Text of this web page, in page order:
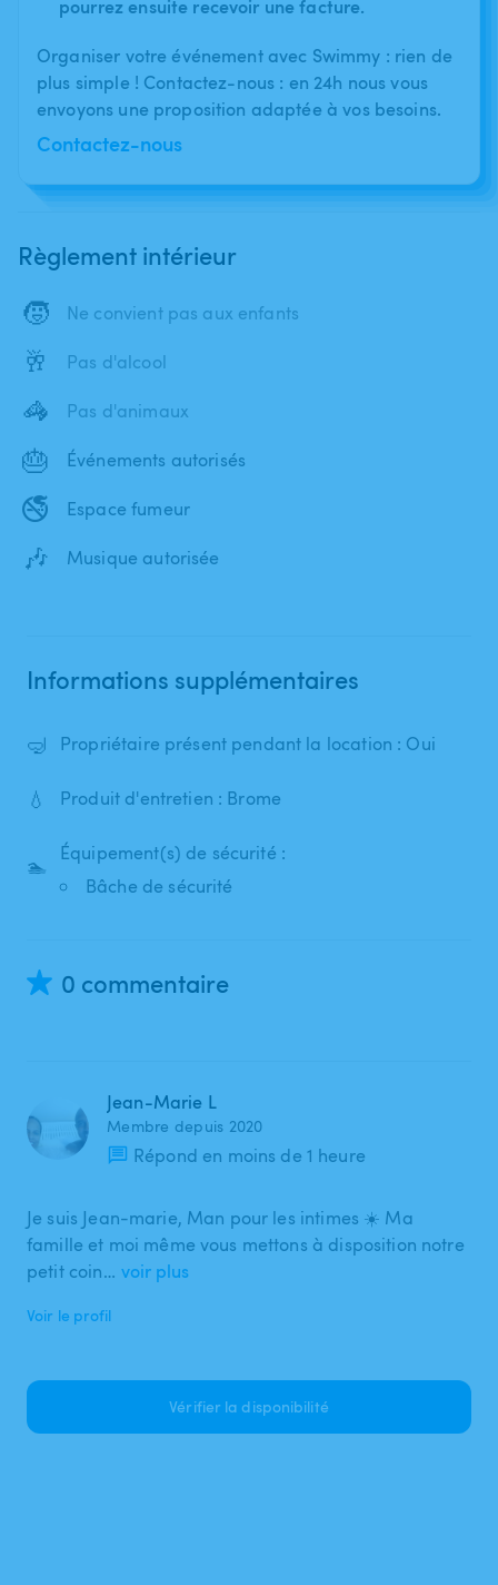
pourrez ensuite recevoir une facture.
Organiser votre événement avec Swimmy : rien de
plus simple ! Contactez-nous : en 24h nous vous
envoyons une proposition adaptée à vos besoins.
Contactez-nous
Règlement intérieur
🧒 Ne convient pas aux enfants
🥂 Pas d'alcool
🦓 Pas d'animaux
🎂 Événements autorisés
🚭 Espace fumeur
🎶 Musique autorisée
Informations supplémentaires
🤿 Propriétaire présent pendant la location : Oui
💧 Produit d'entretien : Brome
🏊
Équipement(s) de sécurité :
Bâche de sécurité
0 commentaire
Jean-Marie L
Membre depuis 2020
Répond en moins de 1 heure
Je suis Jean-marie, Man pour les intimes ☀️ Ma
famille et moi même vous mettons à disposition notre
petit coin… voir plus
Voir le profil
Vérifier la disponibilité